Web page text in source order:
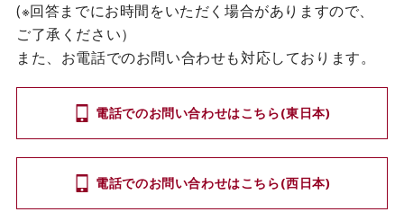
(※回答までにお時間をいただく場合がありますので、
ご了承ください）
また、お電話でのお問い合わせも対応しております。
電話でのお問い合わせはこちら(東日本)
電話でのお問い合わせはこちら(西日本)